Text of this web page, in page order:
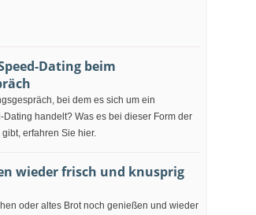
Dating beim
bei dem es sich um ein
handelt? Was es bei dieser Form der
erfahren Sie hier.
wieder frisch und knusprig
oder altes Brot noch genießen und wieder